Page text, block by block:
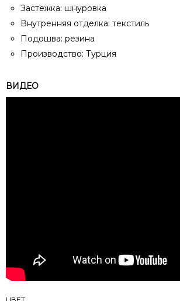
Застежка: шнуровка
Внутренняя отделка: текстиль
Подошва: резина
Производство: Турция
ВИДЕО